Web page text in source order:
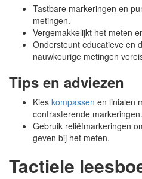
Tastbare markeringen en
metingen.
Vergemakkelijkt het meten
Ondersteunt educatieve en
nauwkeurige metingen
Tips en adviezen
Kies kompassen en linialen
contrasterende markeringen.
Gebruik reliëfmarkeringen
geven bij het meten.
Tactiele